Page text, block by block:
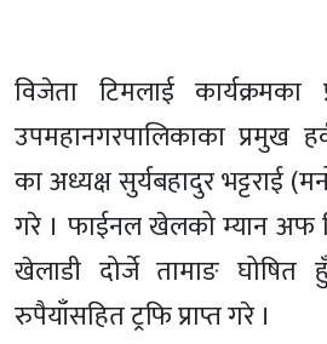
विजेता टिमलाई
उपमहानगरपालिकाका प्रमुख
का अध्यक्ष सुर्यबहादुर भट्टराई
गरे । फाईनल खेलको म्यान अफ
खेलाडी दोर्जे तामाङ
रुपैयाँसहित ट्रफि प्राप्त गरे ।